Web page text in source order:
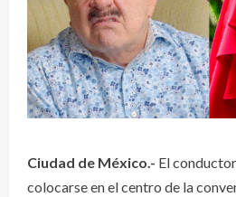
Ciudad de México.- El conductor
colocarse en el centro de la